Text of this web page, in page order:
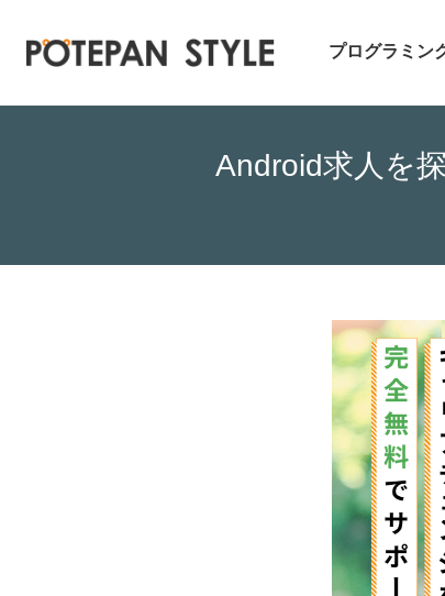
プログラミン
Android求人を